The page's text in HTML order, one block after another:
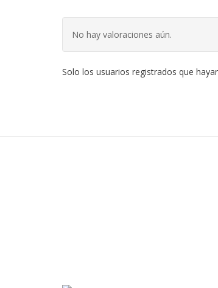
No hay valoraciones aún.
Solo los usuarios registrados que